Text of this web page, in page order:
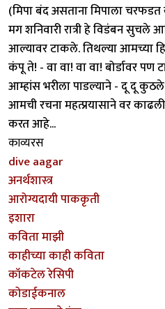
(मिपा बंद असताना मिपाला चरफडत
मग शनिवारी रात्री हे विडंबन सुचले
आल्यावर टाकले. तिथल्या आमच्या
कंपू ते! - वा वा! वा वा! बोर्डावर पण
आम्हांस भरीला पाडल्याने - दू दू
आमची रचना महत्प्रयासाने वर
करत आहे...
काव्यरस
dive aagar
अनर्थशास्त्र
आरोग्यदायी पाककृती
इशारा
कविता माझी
काहीच्या काही कविता
कॉकटेल रेसिपी
कोडाईकनाल